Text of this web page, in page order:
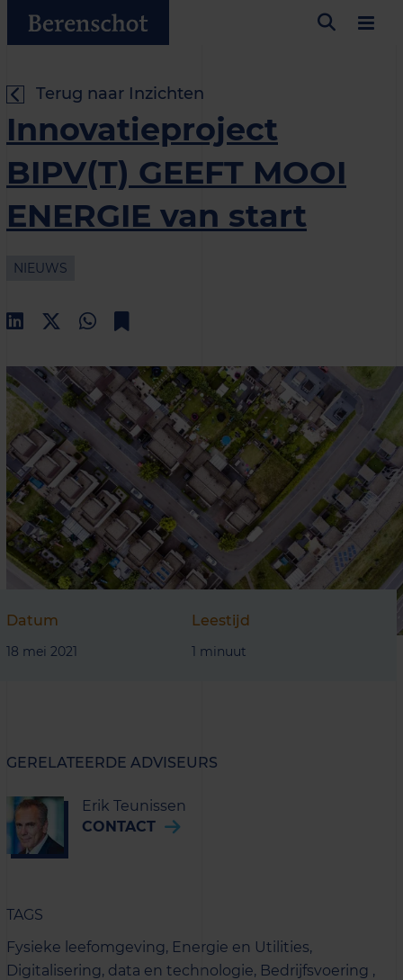
Terug naar Inzichten
Innovatieproject
BIPV(T) GEEFT MOOI
ENERGIE van start
NIEUWS
Datum
18 mei 2021
Leestijd
1 minuut
GERELATEERDE ADVISEURS
Erik Teunissen
CONTACT
TAGS
Fysieke leefomgeving, Energie en Utilities,
Digitalisering, data en technologie, Bedrijfsvoering ,